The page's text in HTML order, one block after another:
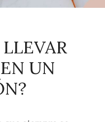
UN